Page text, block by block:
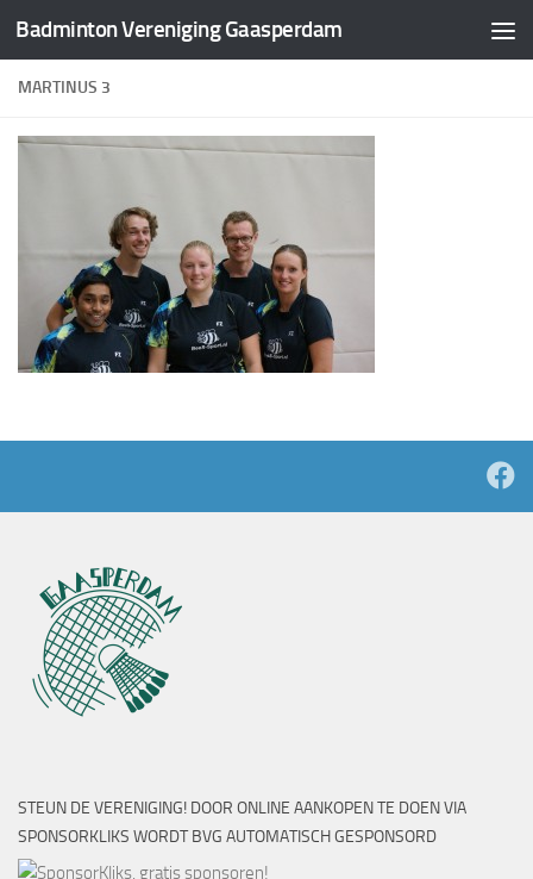
Doorgaan naar inhoud
Badminton Vereniging Gaasperdam
MARTINUS 3
STEUN DE VERENIGING! DOOR ONLINE AANKOPEN TE DOEN VIA
SPONSORKLIKS WORDT BVG AUTOMATISCH GESPONSORD